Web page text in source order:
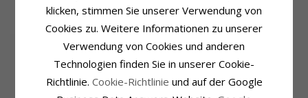
KUNDEN KAUFTEN AUCH
klicken, stimmen Sie unserer Verwendung von
Cookies zu. Weitere Informationen zu unserer
Verwendung von Cookies und anderen
Technologien finden Sie in unserer Cookie-
Richtlinie. Cookie-Richtlinie und auf der Google